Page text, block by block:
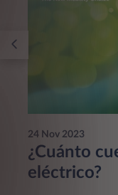
24 Nov 2023
¿Cuánto
eléctrico?